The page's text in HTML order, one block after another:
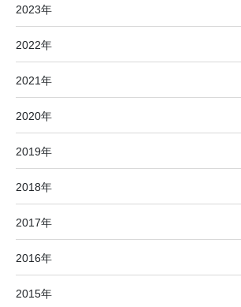
2023年
2022年
2021年
2020年
2019年
2018年
2017年
2016年
2015年